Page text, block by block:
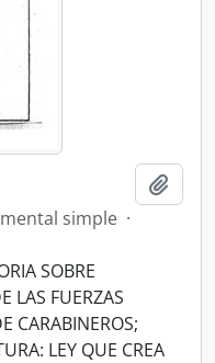
simple ·
SOBRE
LAS FUERZAS
CARABINEROS;
LEY QUE CREA